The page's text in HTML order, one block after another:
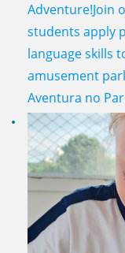
Adventure!Join
students apply
language skills
amusement
Aventura no